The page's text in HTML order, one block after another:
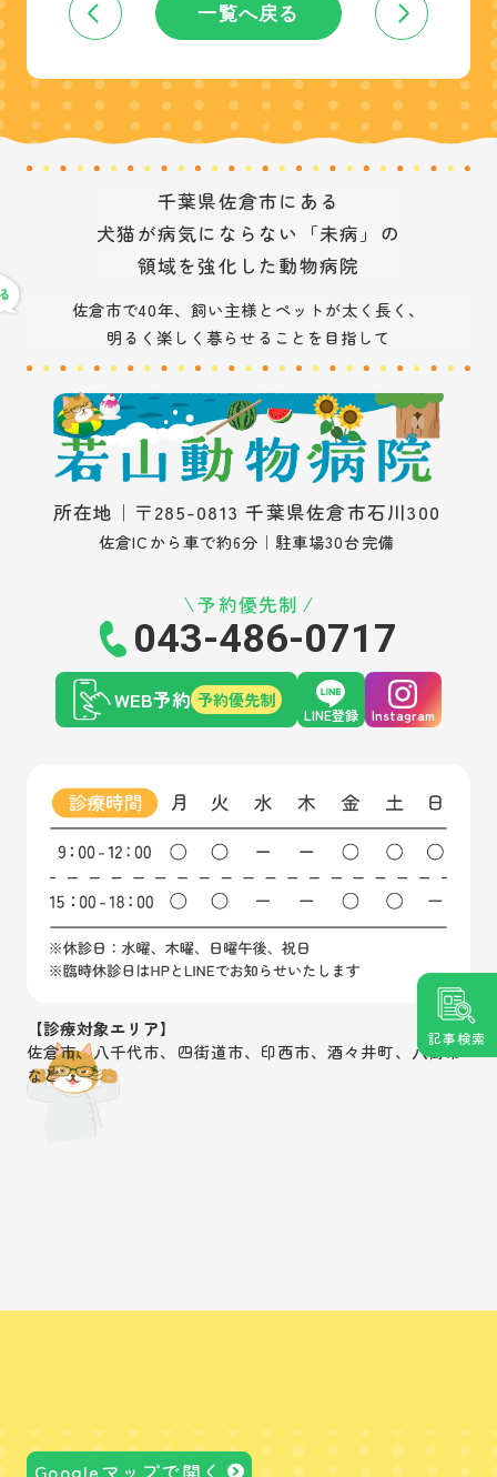
記事検索
一覧へ戻る
千葉県佐倉市にある
犬猫が病気にならない「未病」の
領域を強化した動物病院
佐倉市で40年、飼い主様とペットが太く長く、
明るく楽しく暮らせることを目指して
所在地｜〒285-0813 千葉県佐倉市石川300
佐倉ICから車で約6分｜駐車場30台完備
予約優先制
043-486-0717
WEB予約 予約優先制
LINE登録 Instagram
【診療対象エリア】
佐倉市、八千代市、四街道市、印西市、酒々井町、八街市
など
Googleマップで開く